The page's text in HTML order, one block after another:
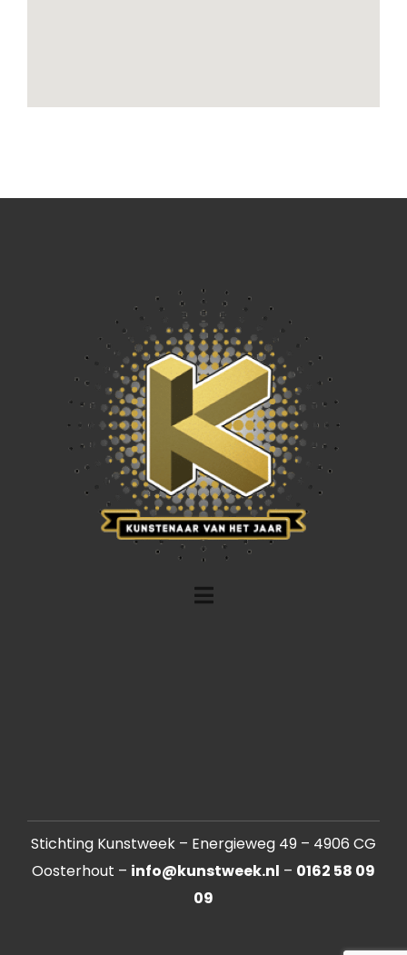
Stichting Kunstweek – Energieweg 49 – 4906 CG
Oosterhout – info@kunstweek.nl – 0162 58 09
09